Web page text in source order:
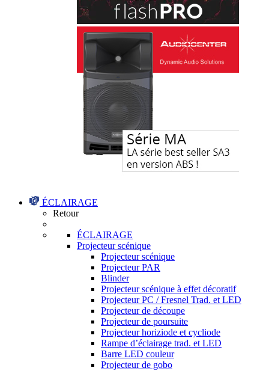
ÉCLAIRAGE
Retour
ÉCLAIRAGE
Projecteur scénique
Projecteur scénique
Projecteur PAR
Blinder
Projecteur scénique à effet décoratif
Projecteur PC / Fresnel Trad. et LED
Projecteur de découpe
Projecteur de poursuite
Projecteur horiziode et cycliode
Rampe d’éclairage trad. et LED
Barre LED couleur
Projecteur de gobo